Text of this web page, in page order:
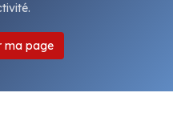
ma page